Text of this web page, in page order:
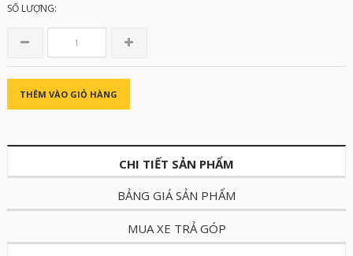
SỐ LƯỢNG:
THÊM VÀO GIỎ HÀNG
CHI TIẾT SẢN PHẨM
BẢNG GIÁ SẢN PHẨM
MUA XE TRẢ GÓP